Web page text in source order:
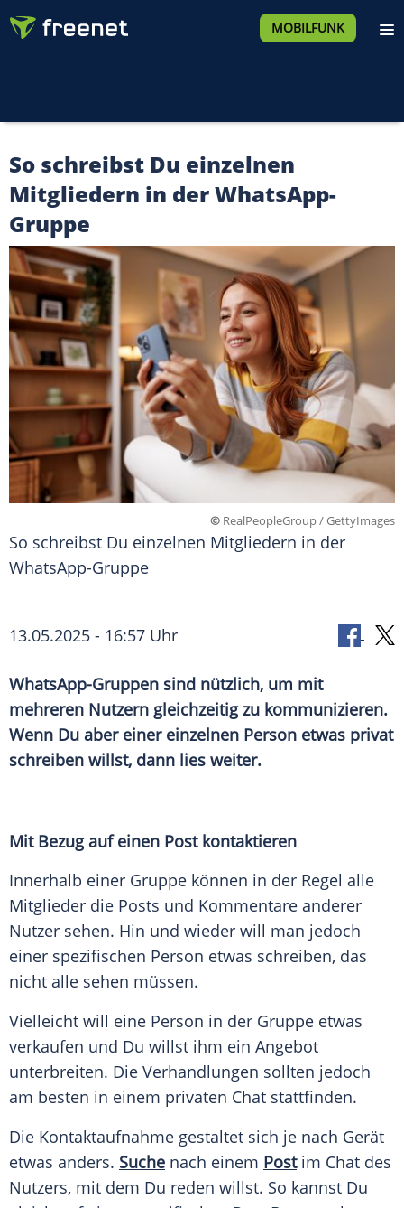
MOBILFUNK
So schreibst Du einzelnen
Mitgliedern in der WhatsApp-
Gruppe
© RealPeopleGroup / GettyImages
So schreibst Du einzelnen Mitgliedern in der
WhatsApp-Gruppe
13.05.2025 - 16:57 Uhr
WhatsApp-Gruppen sind nützlich, um mit
mehreren Nutzern gleichzeitig zu kommunizieren.
Wenn Du aber einer einzelnen Person etwas privat
schreiben willst, dann lies weiter.
Mit Bezug auf einen Postkontaktieren
Innerhalb einer Gruppe können in der Regel alle
Mitglieder die Posts und Kommentare anderer
Nutzer sehen. Hin und wieder will man jedoch
einer spezifischen Person etwas schreiben, das
nicht alle sehen müssen.
Vielleicht will eine Person in der Gruppe etwas
verkaufen und Du willst ihm ein Angebot
unterbreiten. Die Verhandlungen sollten jedoch
am besten in einem privaten Chat stattfinden.
Die Kontaktaufnahme gestaltet sich je nach Gerät
etwas anders. Suche nach einem Postim Chat des
Nutzers, mit dem Du reden willst. So kannst Du